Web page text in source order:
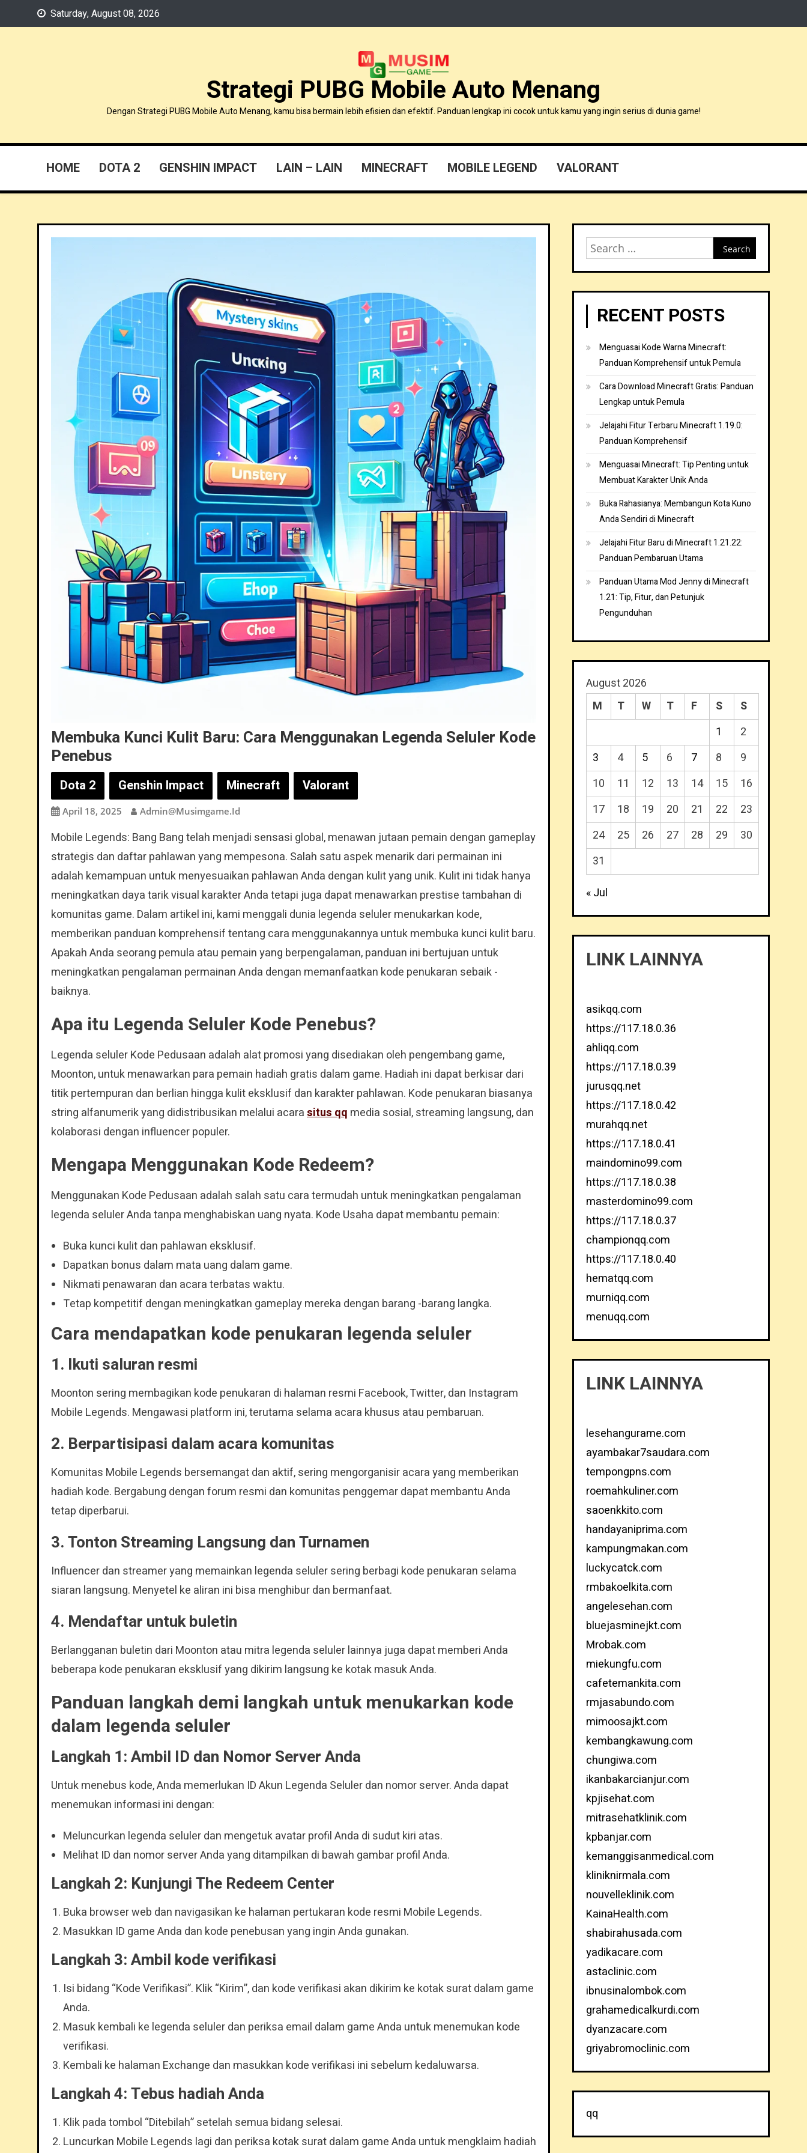
Saturday, August 08, 2026
Strategi PUBG Mobile Auto Menang
Dengan Strategi PUBG Mobile Auto Menang, kamu bisa bermain lebih efisien dan efektif. Panduan lengkap ini cocok untuk kamu yang ingin serius di dunia game!
HOME DOTA 2 GENSHIN IMPACT LAIN – LAIN MINECRAFT MOBILE LEGEND VALORANT
Membuka Kunci Kulit Baru: Cara Menggunakan Legenda Seluler Kode
Penebus
Dota 2 Genshin Impact Minecraft Valorant
April 18, 2025 Admin@musimgame.id
Mobile Legends: Bang Bang telah menjadi sensasi global, menawan jutaan pemain dengan gameplay
strategis dan daftar pahlawan yang mempesona. Salah satu aspek menarik dari permainan ini
adalah kemampuan untuk menyesuaikan pahlawan Anda dengan kulit yang unik. Kulit ini tidak hanya
meningkatkan daya tarik visual karakter Anda tetapi juga dapat menawarkan prestise tambahan di
komunitas game. Dalam artikel ini, kami menggali dunia legenda seluler menukarkan kode,
memberikan panduan komprehensif tentang cara menggunakannya untuk membuka kunci kulit baru.
Apakah Anda seorang pemula atau pemain yang berpengalaman, panduan ini bertujuan untuk
meningkatkan pengalaman permainan Anda dengan memanfaatkan kode penukaran sebaik -
baiknya.
Apa itu Legenda Seluler Kode Penebus?
Legenda seluler Kode Pedusaan adalah alat promosi yang disediakan oleh pengembang game,
Moonton, untuk menawarkan para pemain hadiah gratis dalam game. Hadiah ini dapat berkisar dari
titik pertempuran dan berlian hingga kulit eksklusif dan karakter pahlawan. Kode penukaran biasanya
string alfanumerik yang didistribusikan melalui acarasitus qq media sosial, streaming langsung, dan
kolaborasi dengan influencer populer.
Mengapa Menggunakan Kode Redeem?
Menggunakan Kode Pedusaan adalah salah satu cara termudah untuk meningkatkan pengalaman
legenda seluler Anda tanpa menghabiskan uang nyata. Kode Usaha dapat membantu pemain:
Buka kunci kulit dan pahlawan eksklusif.
Dapatkan bonus dalam mata uang dalam game.
Nikmati penawaran dan acara terbatas waktu.
Tetap kompetitif dengan meningkatkan gameplay mereka dengan barang -barang langka.
Cara mendapatkan kode penukaran legenda seluler
1. Ikuti saluran resmi
Moonton sering membagikan kode penukaran di halaman resmi Facebook, Twitter, dan Instagram
Mobile Legends. Mengawasi platform ini, terutama selama acara khusus atau pembaruan.
2. Berpartisipasi dalam acara komunitas
Komunitas Mobile Legends bersemangat dan aktif, sering mengorganisir acara yang memberikan
hadiah kode. Bergabung dengan forum resmi dan komunitas penggemar dapat membantu Anda
tetap diperbarui.
3. Tonton Streaming Langsung dan Turnamen
Influencer dan streamer yang memainkan legenda seluler sering berbagi kode penukaran selama
siaran langsung. Menyetel ke aliran ini bisa menghibur dan bermanfaat.
4. Mendaftar untuk buletin
Berlangganan buletin dari Moonton atau mitra legenda seluler lainnya juga dapat memberi Anda
beberapa kode penukaran eksklusif yang dikirim langsung ke kotak masuk Anda.
Panduan langkah demi langkah untuk menukarkan kode
dalam legenda seluler
Langkah 1: Ambil ID dan Nomor Server Anda
Untuk menebus kode, Anda memerlukan ID Akun Legenda Seluler dan nomor server. Anda dapat
menemukan informasi ini dengan:
Meluncurkan legenda seluler dan mengetuk avatar profil Anda di sudut kiri atas.
Melihat ID dan nomor server Anda yang ditampilkan di bawah gambar profil Anda.
Langkah 2: Kunjungi The Redeem Center
Buka browser web dan navigasikan ke halaman pertukaran kode resmi Mobile Legends.
Masukkan ID game Anda dan kode penebusan yang ingin Anda gunakan.
Langkah 3: Ambil kode verifikasi
Isi bidang “Kode Verifikasi”. Klik “Kirim”, dan kode verifikasi akan dikirim ke kotak surat dalam game
Anda.
Masuk kembali ke legenda seluler dan periksa email dalam game Anda untuk menemukan kode
verifikasi.
Kembali ke halaman Exchange dan masukkan kode verifikasi ini sebelum kedaluwarsa.
Langkah 4: Tebus hadiah Anda
Klik pada tombol “Ditebilah” setelah semua bidang selesai.
Luncurkan Mobile Legends lagi dan periksa kotak surat dalam game Anda untuk mengklaim hadiah
Search
RECENT POSTS
Menguasai Kode Warna Minecraft:
Panduan Komprehensif untuk Pemula
Cara Download Minecraft Gratis: Panduan
Lengkap untuk Pemula
Jelajahi Fitur Terbaru Minecraft 1.19.0:
Panduan Komprehensif
Menguasai Minecraft: Tip Penting untuk
Membuat Karakter Unik Anda
Buka Rahasianya: Membangun Kota Kuno
Anda Sendiri di Minecraft
Jelajahi Fitur Baru di Minecraft 1.21.22:
Panduan Pembaruan Utama
Panduan Utama Mod Jenny di Minecraft
1.21: Tip, Fitur, dan Petunjuk
Pengunduhan
August 2026
M
T W T F S
S
1
2
3
4 5 6 7 8
9
10
11 12 13 14 15
16
17
18 19 20 21 22
23
24
25 26 27 28 29
30
31
« Jul
LINK LAINNYA
asikqq.com
https://117.18.0.36
ahliqq.com
https://117.18.0.39
jurusqq.net
https://117.18.0.42
murahqq.net
https://117.18.0.41
maindomino99.com
https://117.18.0.38
masterdomino99.com
https://117.18.0.37
championqq.com
https://117.18.0.40
hematqq.com
murniqq.com
menuqq.com
LINK LAINNYA
lesehangurame.com
ayambakar7saudara.com
tempongpns.com
roemahkuliner.com
saoenkkito.com
handayaniprima.com
kampungmakan.com
luckycatck.com
rmbakoelkita.com
angelesehan.com
bluejasminejkt.com
Mrobak.com
miekungfu.com
cafetemankita.com
rmjasabundo.com
mimoosajkt.com
kembangkawung.com
chungiwa.com
ikanbakarcianjur.com
kpjisehat.com
mitrasehatklinik.com
kpbanjar.com
kemanggisanmedical.com
kliniknirmala.com
nouvelleklinik.com
KainaHealth.com
shabirahusada.com
yadikacare.com
astaclinic.com
ibnusinalombok.com
grahamedicalkurdi.com
dyanzacare.com
griyabromoclinic.com
qq